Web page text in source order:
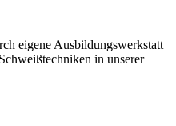
eigene Ausbildungswerkstatt
in unserer